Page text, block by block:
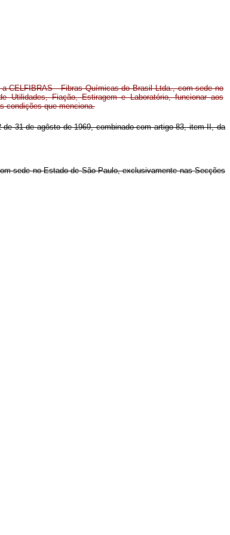
CELFIBRAS - Fibras Químicas do Brasil Ltda., com sede no
Utilidades, Fiação, Estiragem e Laboratório, funcionar aos
condições que menciona.
31 de agôsto de 1969, combinado com artigo 83, item II, da
sede no Estado de São Paulo, exclusivamente nas Secções